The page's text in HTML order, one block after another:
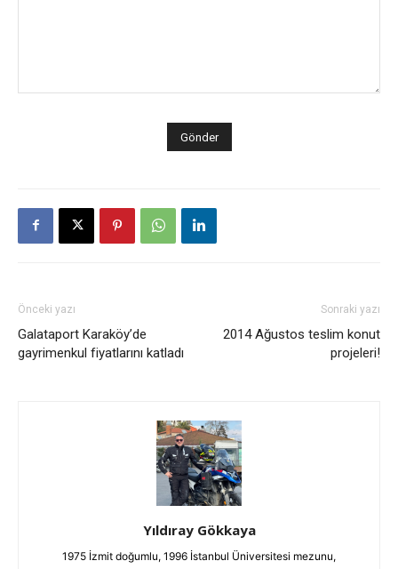
Önceki yazı
Galataport Karaköy’de
gayrimenkul fiyatlarını katladı
Sonraki yazı
2014 Ağustos teslim konut
projeleri!
Yıldıray Gökkaya
1975 İzmit doğumlu, 1996 İstanbul Üniversitesi mezunu,